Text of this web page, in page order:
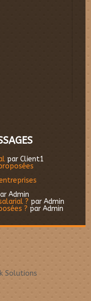
par Client1
Admin
? par Admin
? par Admin
Solutions